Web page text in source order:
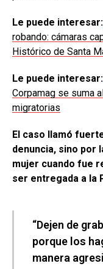
Le puede interesar:
robando: cámaras
Histórico de Santa
Le puede interesar:
Corpamag se suma
migratorias
El caso llamó
denuncia, sino por
mujer cuando fue
ser entregada a la
“Dejen de
porque los
manera